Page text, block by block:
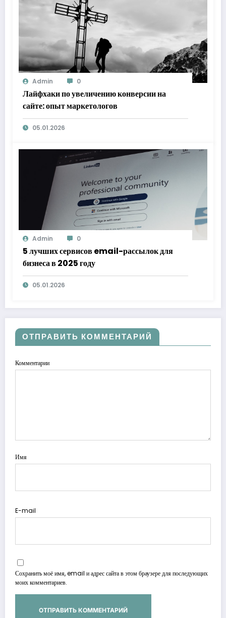
Admin 0
Лайфхаки по увеличению конверсии на
сайте: опыт маркетологов
05.01.2026
Admin 0
5 лучших сервисов email-рассылок для
бизнеса в 2025 году
05.01.2026
ОТПРАВИТЬ КОММЕНТАРИЙ
Комментарии
Имя
E-mail
Сохранить моё имя, email и адрес сайта в этом браузере для последующих
моих комментариев.